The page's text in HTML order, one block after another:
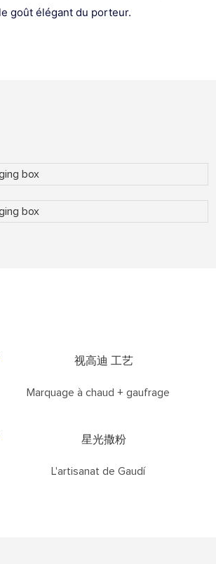
goût élégant du porteur.
Marquage à chaud + gaufrage
L'artisanat de Gaudí